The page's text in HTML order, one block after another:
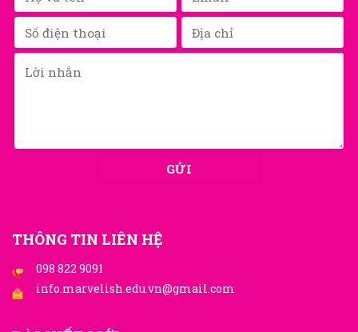
THÔNG TIN LIÊN HỆ
098 822 9091
info.marvelish.edu.vn@gmail.com